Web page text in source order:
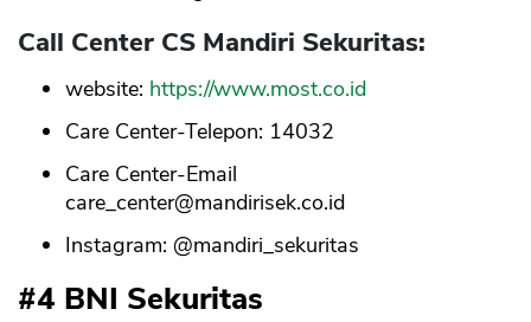
Call Center CS Mandiri Sekuritas:
website: https://www.most.co.id
Care Center-Telepon: 14032
Care Center-Email
care_center@mandirisek.co.id
Instagram: @mandiri_sekuritas
#4 BNI Sekuritas